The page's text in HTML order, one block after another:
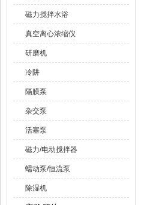
磁力搅拌水浴
真空离心浓缩仪
研磨机
冷阱
隔膜泵
杂交泵
活塞泵
磁力/电动搅拌器
蠕动泵/恒流泵
除湿机